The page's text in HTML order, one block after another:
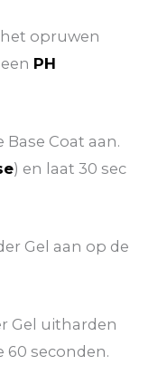
opruwen
PH
Coat aan.
) en laat 30 sec
Gel aan op de
Gel uitharden
60 seconden.